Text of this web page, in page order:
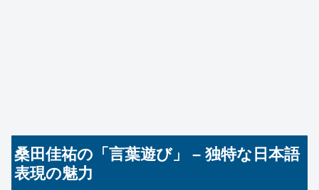
桑田佳祐の「言葉遊び」 – 独特な日本語
表現の魅力